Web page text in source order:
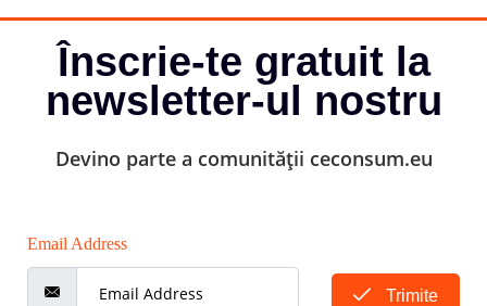
Înscrie-te gratuit la
newsletter-ul nostru
Devino parte a comunității ceconsum.eu
Email Address
Trimite